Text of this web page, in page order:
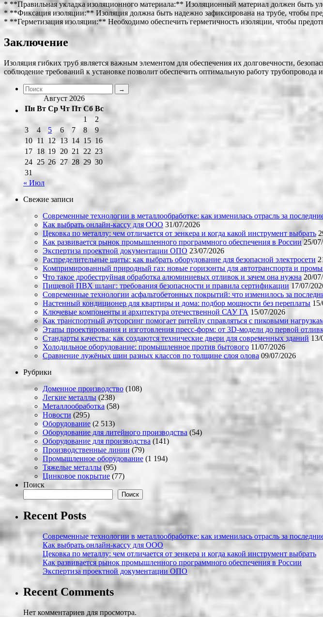
* **Правильная укладка изоляционного материала:** Изоляционный материал должен быть
* **Фиксация изоляции:** Изоляция должна быть надежно зафиксирована на трубе, чтобы
* **Герметизация изоляции:** Необходимо обеспечить герметичность изоляции, чтобы
Заключение
Изоляция гибких труб является важным элементом для обеспечения их долговечности,
соблюдение требований к установке позволит обеспечить оптимальную работу трубопровода
Август 2026
Пн Вт Ср Чт Пт Сб Вс
1
2
3
4 5 6 7 8
9
10 11 12 13 14 15 16
17 18 19 20 21 22 23
24 25 26 27 28 29 30
31
« Июл
Свежие записи
Современные технологии в металлообработке: как изменилась отрасль за
Как выбрать онлайн-кассу для ООО 31/07/2026
Цековка по металлу: чем отличается от зенкера и когда какой инструмент выбрать
Как развивается рынок промышленного программного обеспечения в России 25/
Экспертиза проектной документации ОПО 23/07/2026
Распределительные щиты: как выбрать оборудование для безопасной электросети
Компримированный природный газ: новые горизонты для автотранспорта и
Что такое дробеструйная обработка алюминиевых отливок и зачем она нужна 20/
Пищевой ПВХ шланг: требования безопасности и правила сертификации 17/07/
Современные технологии асфальтобетонных покрытий: что изменилось за
Настенный кондиционер для квартиры и дома: подбор мощности без переплаты
Ключевые компоненты и архитектура отечественной САУ ГА 15/07/2026
Как транспортный аутсорсинг помогает ритейлу справляться с пиковыми
Этапы проектирования и изготовления пресс-форм: от 3D-модели до первой
Стандарты качества: как создаются технические двери для современных зданий 13/
Холодильное оборудование: промышленное против бытового 11/07/2026
Сравнение лужёных шин разных классов по толщине слоя олова 09/07/2026
Рубрики
Доменное производство (108)
Легкие металлы (238)
Металлообработка (58)
Новости (295)
Оборудование (2 513)
Оборудование для литейного производства (54)
Оборудование для производства (141)
Производственные линии (79)
Промышленное оборудование (1 194)
Тяжелые металлы (95)
Цинковое покрытие (77)
Поиск
Поиск
Recent Posts
Современные технологии в металлообработке: как изменилась отрасль за
Как выбрать онлайн-кассу для ООО
Цековка по металлу: чем отличается от зенкера и когда какой инструмент выбрать
Как развивается рынок промышленного программного обеспечения в России
Экспертиза проектной документации ОПО
Recent Comments
Нет комментариев для просмотра.